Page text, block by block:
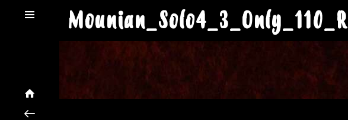
Mounian_Solo4_3_Only_110_R